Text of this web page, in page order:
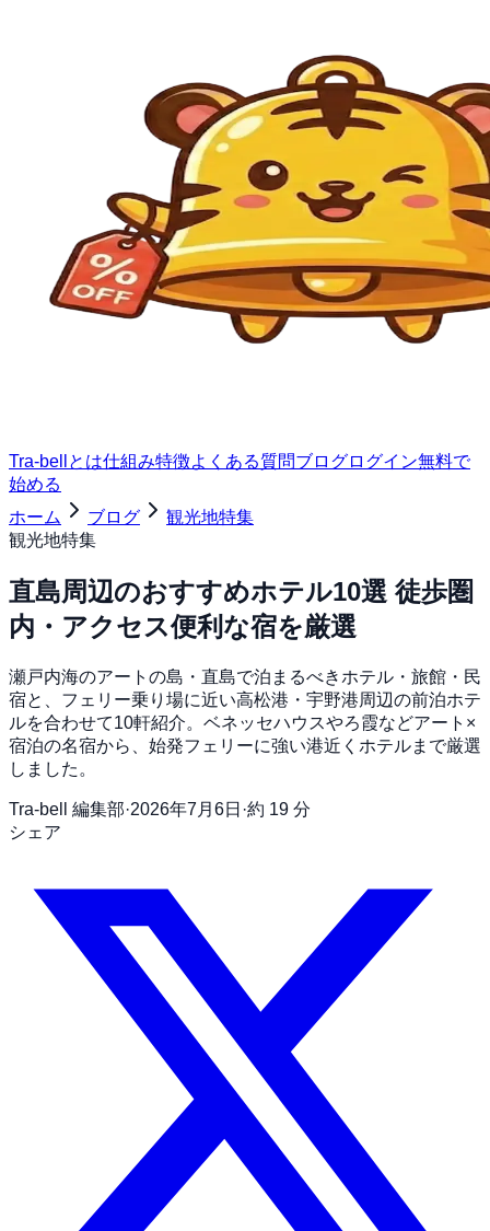
Tra-bellとは仕組み特徴よくある質問ブログログイン無料で
始める
ホーム
ブログ
観光地特集
観光地特集
直島周辺のおすすめホテル10選 徒歩圏
内・アクセス便利な宿を厳選
瀬戸内海のアートの島・直島で泊まるべきホテル・旅館・民
宿と、フェリー乗り場に近い高松港・宇野港周辺の前泊ホテ
ルを合わせて10軒紹介。ベネッセハウスやろ霞などアート×
宿泊の名宿から、始発フェリーに強い港近くホテルまで厳選
しました。
Tra-bell 編集部·2026年7月6日 ·約 19 分
シェア